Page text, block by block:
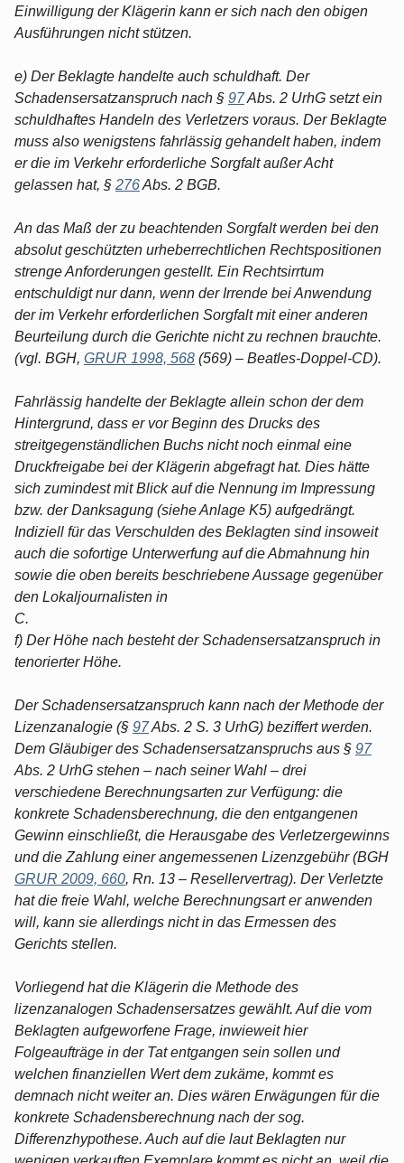
Einwilligung der Klägerin kann er sich nach den obigen
Ausführungen nicht stützen.
e) Der Beklagte handelte auch schuldhaft. Der
Schadensersatzanspruch nach § 97Abs. 2 UrhG setzt ein
schuldhaftes Handeln des Verletzers voraus. Der Beklagte
muss also wenigstens fahrlässig gehandelt haben, indem
er die im Verkehr erforderliche Sorgfalt außer Acht
gelassen hat, § 276Abs. 2 BGB.
An das Maß der zu beachtenden Sorgfalt werden bei den
absolut geschützten urheberrechtlichen Rechtspositionen
strenge Anforderungen gestellt. Ein Rechtsirrtum
entschuldigt nur dann, wenn der Irrende bei Anwendung
der im Verkehr erforderlichen Sorgfalt mit einer anderen
Beurteilung durch die Gerichte nicht zu rechnen brauchte.
(vgl. BGH, GRUR 1998, 568 (569) – Beatles-Doppel-CD).
Fahrlässig handelte der Beklagte allein schon der dem
Hintergrund, dass er vor Beginn des Drucks des
streitgegenständlichen Buchs nicht noch einmal eine
Druckfreigabe bei der Klägerin abgefragt hat. Dies hätte
sich zumindest mit Blick auf die Nennung im Impressung
bzw. der Danksagung (siehe Anlage K5) aufgedrängt.
Indiziell für das Verschulden des Beklagten sind insoweit
auch die sofortige Unterwerfung auf die Abmahnung hin
sowie die oben bereits beschriebene Aussage gegenüber
den Lokaljournalisten in
C.
f) Der Höhe nach besteht der Schadensersatzanspruch in
tenorierter Höhe.
Der Schadensersatzanspruch kann nach der Methode der
Lizenzanalogie (§ 97Abs. 2 S. 3 UrhG) beziffert werden.
Dem Gläubiger des Schadensersatzanspruchs aus § 97
Abs. 2 UrhG stehen – nach seiner Wahl – drei
verschiedene Berechnungsarten zur Verfügung: die
konkrete Schadensberechnung, die den entgangenen
Gewinn einschließt, die Herausgabe des Verletzergewinns
und die Zahlung einer angemessenen Lizenzgebühr (BGH
GRUR 2009, 660, Rn. 13 – Resellervertrag). Der Verletzte
hat die freie Wahl, welche Berechnungsart er anwenden
will, kann sie allerdings nicht in das Ermessen des
Gerichts stellen.
Vorliegend hat die Klägerin die Methode des
lizenzanalogen Schadensersatzes gewählt. Auf die vom
Beklagten aufgeworfene Frage, inwieweit hier
Folgeaufträge in der Tat entgangen sein sollen und
welchen finanziellen Wert dem zukäme, kommt es
demnach nicht weiter an. Dies wären Erwägungen für die
konkrete Schadensberechnung nach der sog.
Differenzhypothese. Auch auf die laut Beklagten nur